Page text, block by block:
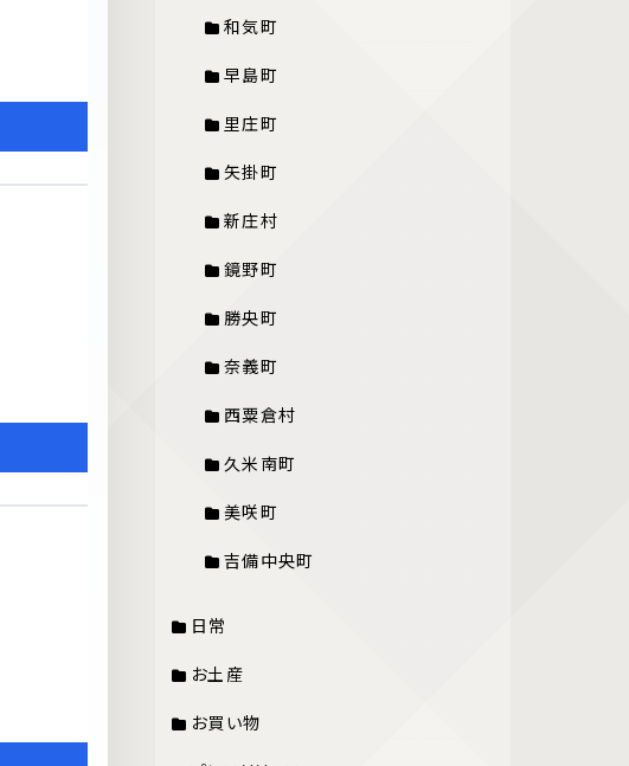
和気町
早島町
里庄町
矢掛町
新庄村
鏡野町
勝央町
奈義町
西粟倉村
久米南町
美咲町
吉備中央町
日常
お土産
お買い物